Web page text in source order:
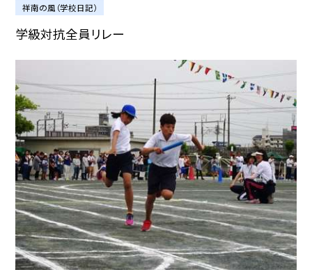
祥南の風（学校日記）
学級対抗全員リレー